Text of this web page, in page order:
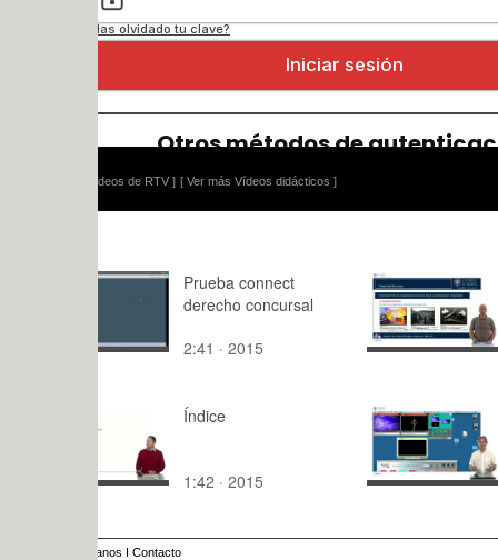
[ Ver más Vídeos didácticos ]
Prueba connect
derecho concursal
2:41 · 2015
para
ingeniería
9:59 · 2026
1:42 · 2015
Práctica I.
II
5:25 · 2018